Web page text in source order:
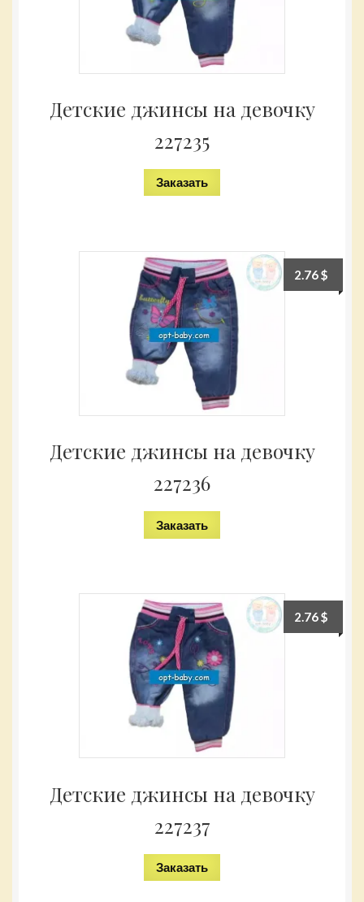
Детские джинсы на девочку
227235
Заказать
Детские джинсы на девочку
227236
2.76$
Заказать
Детские джинсы на девочку
227237
2.76$
Заказать